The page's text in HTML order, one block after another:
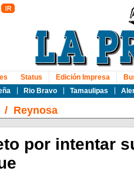
Rio Bravo Tamaulipas
Status Edición Impresa
Reynosa
por intentar